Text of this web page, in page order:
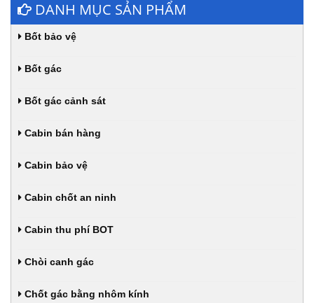
DANH MỤC SẢN PHẨM
Bốt bảo vệ
Bốt gác
Bốt gác cảnh sát
Cabin bán hàng
Cabin bảo vệ
Cabin chốt an ninh
Cabin thu phí BOT
Chòi canh gác
Chốt gác bằng nhôm kính